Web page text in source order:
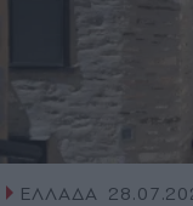
ΕΛΛΑΔΑ